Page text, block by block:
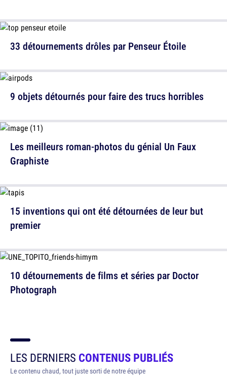
33 détournements drôles par Penseur Étoile
Les meilleurs roman-photos du génial Un Faux
Graphiste
10 détournements de films et séries par Doctor
Photograph
9 objets détournés pour faire des trucs horribles
15 inventions qui ont été détournées de leur but
premier
LES DERNIERS CONTENUS PUBLIÉS
Le contenu chaud, tout juste sorti de notre équipe